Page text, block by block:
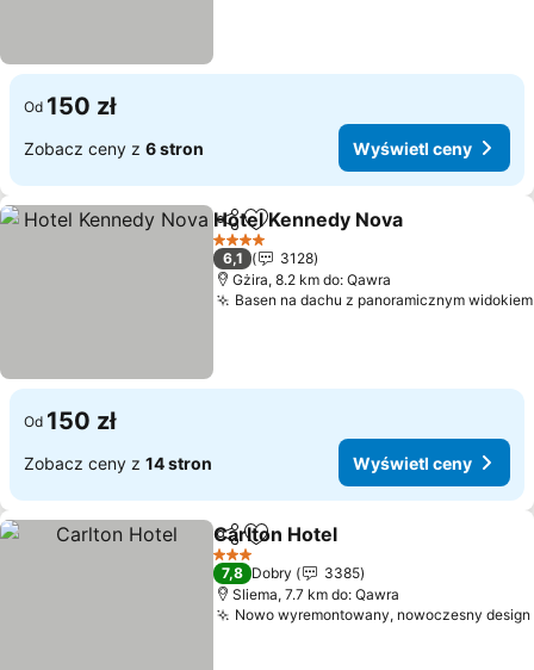
Od 150 zł
Zobacz ceny z 6 stron Wyświetl ceny
Udostępnij
Dodaj do ulubionych
Hotel Kennedy Nova
4 Kategoria
6,1
3128
Gżira, 8.2 km do: Qawra
Basen na dachu z panoramicznym widokiem
Od 150 zł
Zobacz ceny z 14 stron Wyświetl ceny
Udostępnij
Dodaj do ulubionych
Carlton Hotel
3 Kategoria
7,8 Dobry
3385
Sliema, 7.7 km do: Qawra
Nowo wyremontowany, nowoczesny design